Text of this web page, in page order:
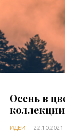
Осень в
ИДЕИ · 22.10.2021